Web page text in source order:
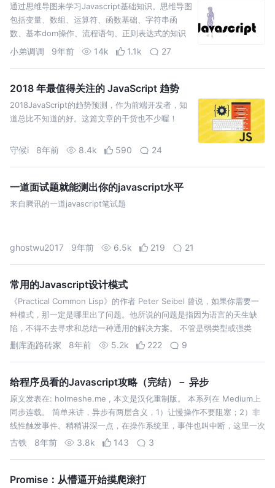
通过思维导图来学习Javascript基础知识。思维导图
包括变量、数组、运算符、函数基础、字符串函
数、基本dom操作、流程语句、正则表达式的知识
点概括。如需原图狂点这里《思维导图原图下载》
小弟调调 9年前 14k 1.1k 27
2018 年最值得关注的 JavaScript 趋势
2018JavaScript的趋势预测，作为前端开发者，知
道总比不知道的好。这篇文章的干货也不少喔！
守候i 8年前 8.4k 590 24
一道面试题就能测出你的javascript水平
来自腾讯的一道javascript笔试题
ghostwu2017 9年前 6.5k 219 21
常用的Javascript设计模式
《Practical Common Lisp》的作者 Peter Seibel 曾说，如果你需要一
种模式，那一定是哪里出了问题。他所说的问题是指因为语言的天生缺
陷，不得不去寻求和总结一种通用的解决方案。 不管是弱类型或强类
型，静态或动态语言，命令式或说明式语言、每种语言都有天生…
删库跑路砖家 8年前 5.2k 222 9
给程序员看的Javascript攻略（完结）－ 异步
原文发表在: holmeshe.me , 本文是汉化重制版。 本系列在 Medium上
同步连载。 简单来讲，异步有两层含义，1）让慢操作不要阻塞；2）非
线性触发事件。稍稍讲深一点，在操作系统里，事件也叫中断，这里一次
中断可以代表一个网络收包，一次时钟，或者一次鼠标点击，等。那从…
古铁 8年前 3.8k 143 3
Promise：从懵逼开始摸爬滚打